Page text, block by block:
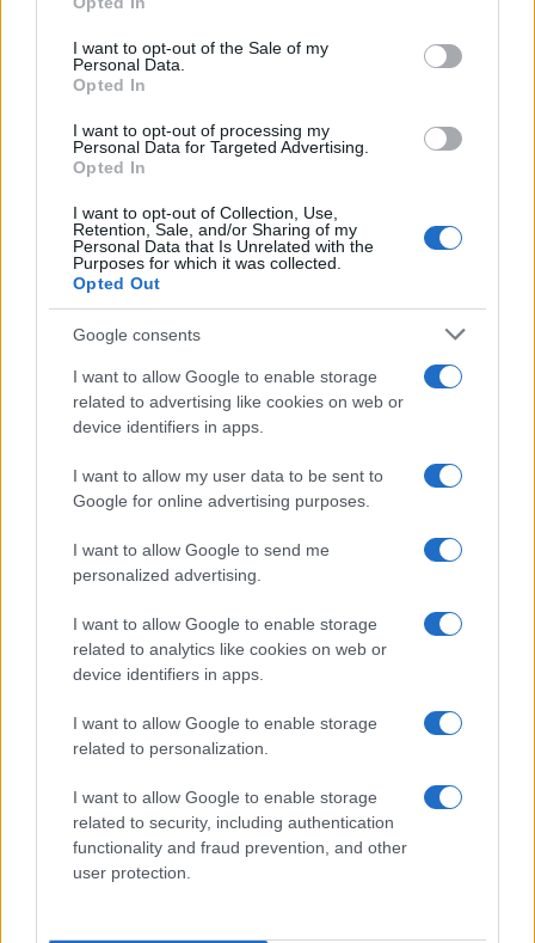
use your data for below specified purposes in below Google
consent section.
I want to opt-out of the Sale of my
Personal Data.
Opted In
I want to opt-out of processing my
Personal Data for Targeted Advertising.
Opted In
I want to opt-out of Collection, Use,
Retention, Sale, and/or Sharing of my
Personal Data that Is Unrelated with the
Purposes for which it was collected.
Opted Out
Google consents
I want to allow Google to enable storage
related to advertising like cookies on web or
device identifiers in apps.
I want to allow my user data to be sent to
Google for online advertising purposes.
I want to allow Google to send me
personalized advertising.
I want to allow Google to enable storage
related to analytics like cookies on web or
device identifiers in apps.
I want to allow Google to enable storage
related to personalization.
I want to allow Google to enable storage
related to security, including authentication
functionality and fraud prevention, and other
user protection.
Litening: Η Αμερικανική Αεροπορία
επενδύει σε ένα από τα πλέον
διαδεδομένα ατρακτίδια στοχοποίησης
ΣΑΝ ΣΗΜΕΡΑ – 6 Αυγούστου 1777:
ινδιάνικο εμφύλιο
“Τυφλό” το ιρλανδικό κυβερνητικό
αεροσκάφος ή μια ακόμη ρήξη με το
Μόναχο: Ισόβια στον 25χρονο Αφγανό